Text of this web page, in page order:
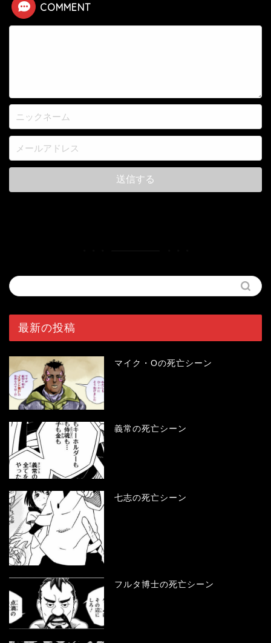
COMMENT
最新の投稿
マイク・Oの死亡シーン
義常の死亡シーン
七志の死亡シーン
フルタ博士の死亡シーン